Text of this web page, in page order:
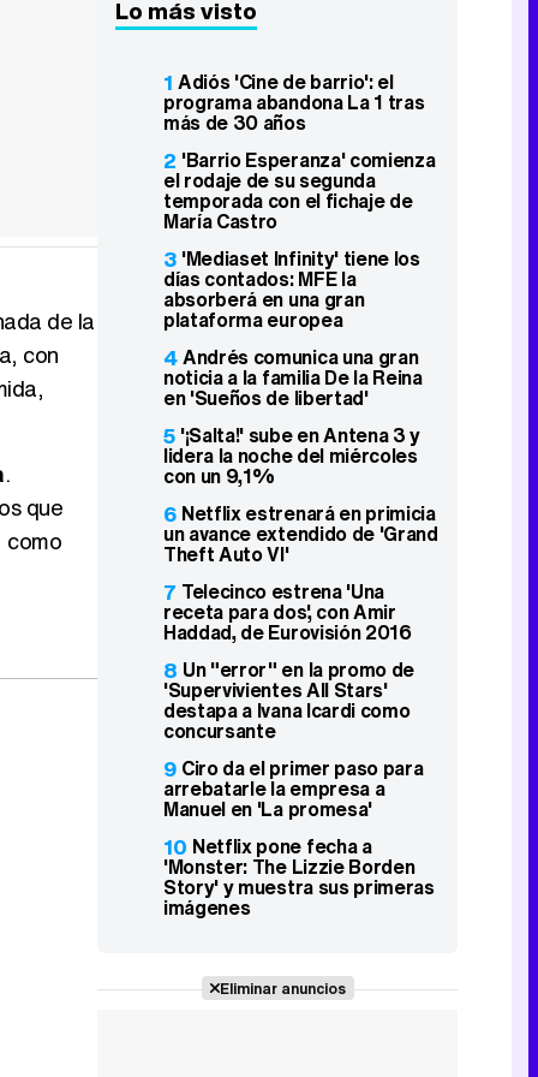
de la
con
.
que
como
Lo más visto
1 Adiós 'Cine de barrio': el
programa abandona La 1 tras
más de 30 años
2 'Barrio Esperanza' comienza
el rodaje de su segunda
temporada con el fichaje de
María Castro
3 'Mediaset Infinity' tiene los
días contados: MFE la
absorberá en una gran
plataforma europea
4Andrés comunica una gran
noticia a la familia De la Reina
en 'Sueños de libertad'
5 '¡Salta!' sube en Antena 3 y
lidera la noche del miércoles
con un 9,1%
6 Netflix estrenará en primicia
un avance extendido de 'Grand
Theft Auto VI'
7 Telecinco estrena 'Una
receta para dos', con Amir
Haddad, de Eurovisión 2016
8 Un "error" en la promo de
'Supervivientes All Stars'
destapa a Ivana Icardi como
concursante
9 Ciro da el primer paso para
arrebatarle la empresa a
Manuel en 'La promesa'
10 Netflix pone fecha a
'Monster: The Lizzie Borden
Story' y muestra sus primeras
imágenes
Eliminar anuncios